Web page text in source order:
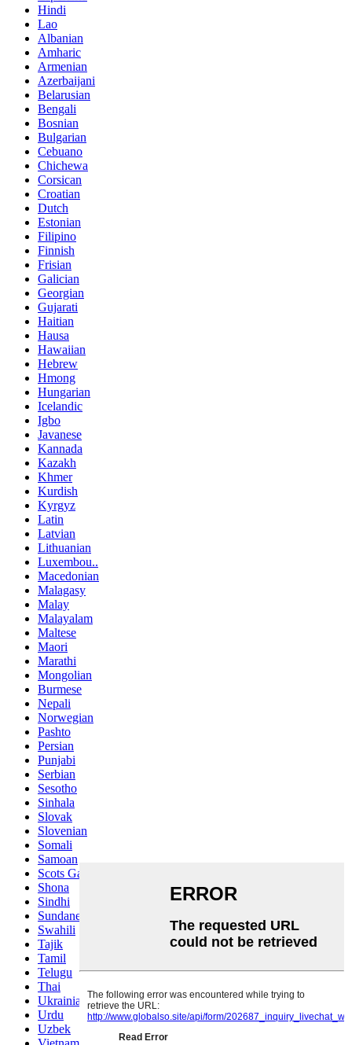
Hindi
Lao
Albanian
Amharic
Armenian
Azerbaijani
Belarusian
Bengali
Bosnian
Bulgarian
Cebuano
Chichewa
Corsican
Croatian
Dutch
Estonian
Filipino
Finnish
Frisian
Galician
Georgian
Gujarati
Haitian
Hausa
Hawaiian
Hebrew
Hmong
Hungarian
Icelandic
Igbo
Javanese
Kannada
Kazakh
Khmer
Kurdish
Kyrgyz
Latin
Latvian
Lithuanian
Luxembou..
Macedonian
Malagasy
Malay
Malayalam
Maltese
Maori
Marathi
Mongolian
Burmese
Nepali
Norwegian
Pashto
Persian
Punjabi
Serbian
Sesotho
Sinhala
Slovak
Slovenian
Somali
Samoan
Scots Gaelic
Shona
Sindhi
Sundanese
Swahili
Tajik
Tamil
Telugu
Thai
Ukrainian
Urdu
Uzbek